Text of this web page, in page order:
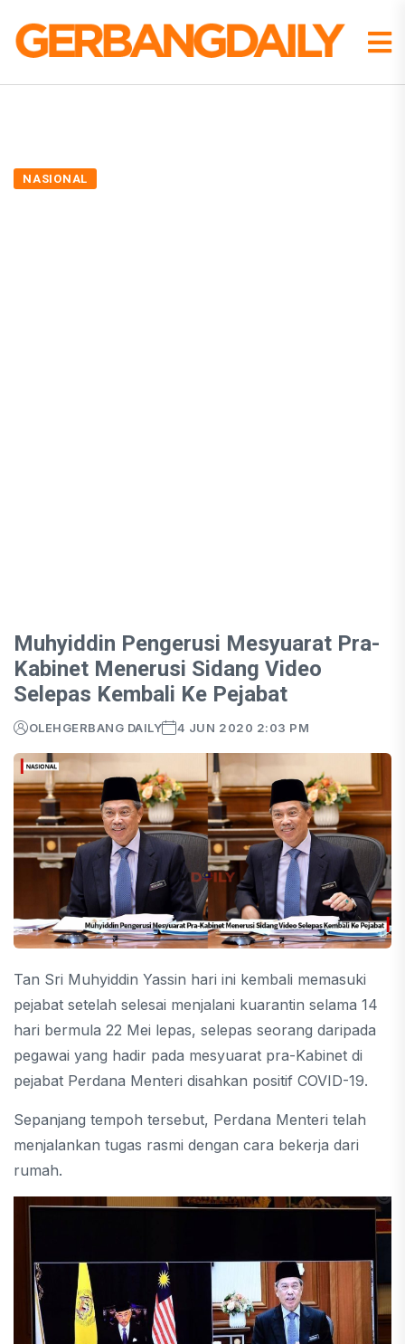
NASIONAL
Muhyiddin Pengerusi Mesyuarat Pra-
Kabinet Menerusi Sidang Video
Selepas Kembali Ke Pejabat
OLEHGERBANG DAILY 4 JUN 2020 2:03 PM
Tan Sri Muhyiddin Yassin hari ini kembali memasuki
pejabat setelah selesai menjalani kuarantin selama 14
hari bermula 22 Mei lepas, selepas seorang daripada
pegawai yang hadir pada mesyuarat pra-Kabinet di
pejabat Perdana Menteri disahkan positif COVID-19.
Sepanjang tempoh tersebut, Perdana Menteri telah
menjalankan tugas rasmi dengan cara bekerja dari
rumah.